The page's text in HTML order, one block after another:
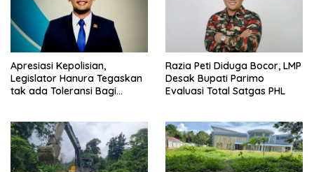
Apresiasi Kepolisian,
Legislator Hanura Tegaskan
tak ada Toleransi Bagi
Razia Peti Diduga Bocor, LMP
Desak Bupati Parimo
Evaluasi Total Satgas PHL